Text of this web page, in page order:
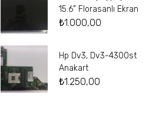
15.6” Florasanlı Ekran
₺1.000,00
Hp Dv3, Dv3-4300st
Anakart
₺1.250,00